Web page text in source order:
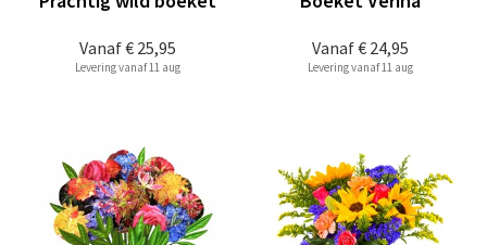
Vanaf€ 25,95
Levering vanaf 11 aug
Vanaf€ 24,95
Levering vanaf 11 aug